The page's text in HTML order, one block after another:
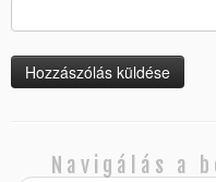
Navigálás a